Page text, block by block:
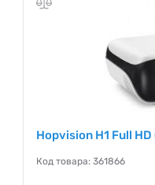
Hopvision H1 Full
Код товара: 361866